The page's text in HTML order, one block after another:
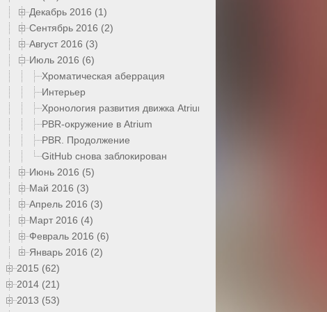
Декабрь 2016 (1)
Сентябрь 2016 (2)
Август 2016 (3)
Июль 2016 (6)
Хроматическая аберрация
Интерьер
Хронология развития движка Atrium
PBR-окружение в Atrium
PBR. Продолжение
GitHub снова заблокирован
Июнь 2016 (5)
Май 2016 (3)
Апрель 2016 (3)
Март 2016 (4)
Февраль 2016 (6)
Январь 2016 (2)
2015 (62)
2014 (21)
2013 (53)